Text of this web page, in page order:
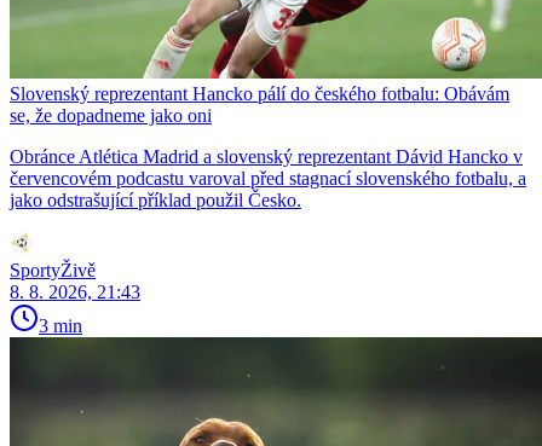
Slovenský reprezentant Hancko pálí do českého fotbalu: Obávám
se, že dopadneme jako oni
Obránce Atlética Madrid a slovenský reprezentant Dávid Hancko v
červencovém podcastu varoval před stagnací slovenského fotbalu, a
jako odstrašující příklad použil Česko.
SportyŽivě
8. 8. 2026, 21:43
3 min